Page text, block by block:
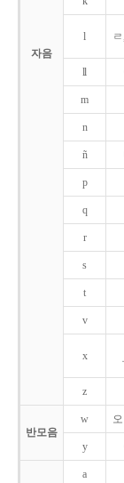
자음
l
ll
m
n
ñ
p
q
r
s
t
v
x
z
반모음
w
y
a